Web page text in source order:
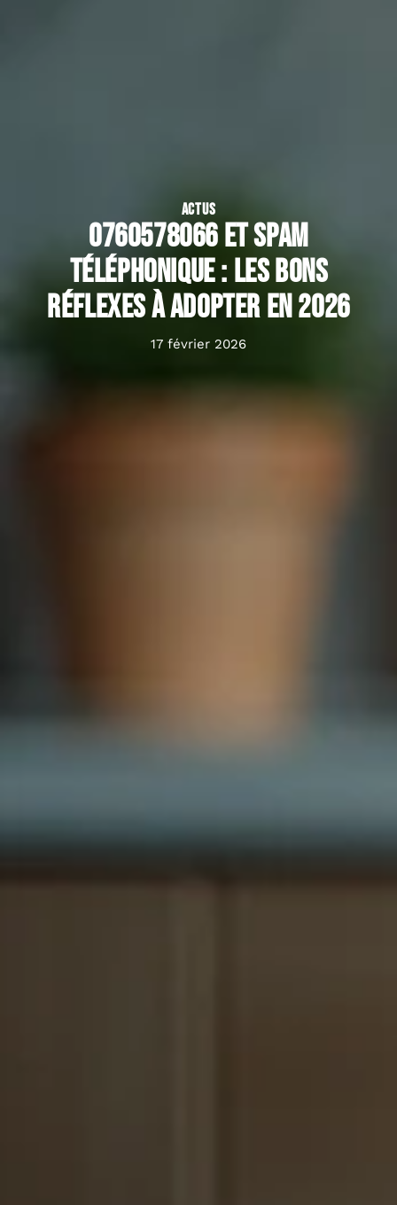
ACTUS
0760578066 et spam
téléphonique : les bons
réflexes à adopter en 2026
17 février 2026